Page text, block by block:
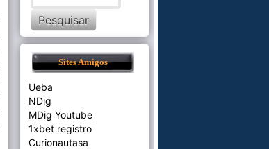
Sites Amigos
Ueba
NDig
MDig Youtube
1xbet registro
Curionautasa